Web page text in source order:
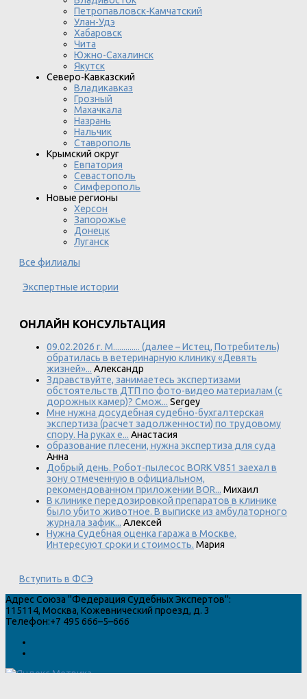
Петропавловск-Камчатский
Улан-Удэ
Хабаровск
Чита
Южно-Сахалинск
Якутск
Северо-Кавказский
Владикавказ
Грозный
Махачкала
Назрань
Нальчик
Ставрополь
Крымский округ
Евпатория
Севастополь
Симферополь
Новые регионы
Херсон
Запорожье
Донецк
Луганск
Все филиалы
Экспертные истории
ОНЛАЙН КОНСУЛЬТАЦИЯ
09.02.2026 г. М............. (далее – Истец, Потребитель)
обратилась в ветеринарную клинику «Девять
жизней»... Александр
Здравствуйте, занимаетесь экспертизами
обстоятельств ДТП по фото-видео материалам (с
дорожных камер)? Смож... Sergey
Мне нужна досудебная судебно-бухгалтерская
экспертиза (расчет задолженности) по трудовому
спору. На руках е... Анастасия
образование плесени, нужна экспертиза для суда
Анна
Добрый день. Робот-пылесос BORK V851 заехал в
зону отмеченную в официальном,
рекомендованном приложении BOR... Михаил
В клинике передозировкой препаратов в клинике
было убито животное. В выписке из амбулаторного
журнала зафик... Алексей
Нужна Судебная оценка гаража в Москве.
Интересуют сроки и стоимость. Мария
Вступить в ФСЭ
Адрес Союза "Федерация Судебных Экспертов":
115114, Москва, Кожевнический проезд, д. 3
Телефон:+7 495 666–5–666